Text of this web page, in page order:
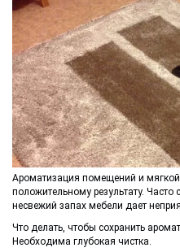
Ароматизация помещений и
положительному результату.
несвежий запах мебели дает
Что делать, чтобы сохранить
Необходима глубокая чистка.